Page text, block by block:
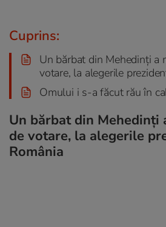
Cuprins:
Un bărbat din Mehedinți a
votare, la alegerile
Omului i s-a făcut rău în
Un bărbat din Mehedinți
de votare, la alegerile
România